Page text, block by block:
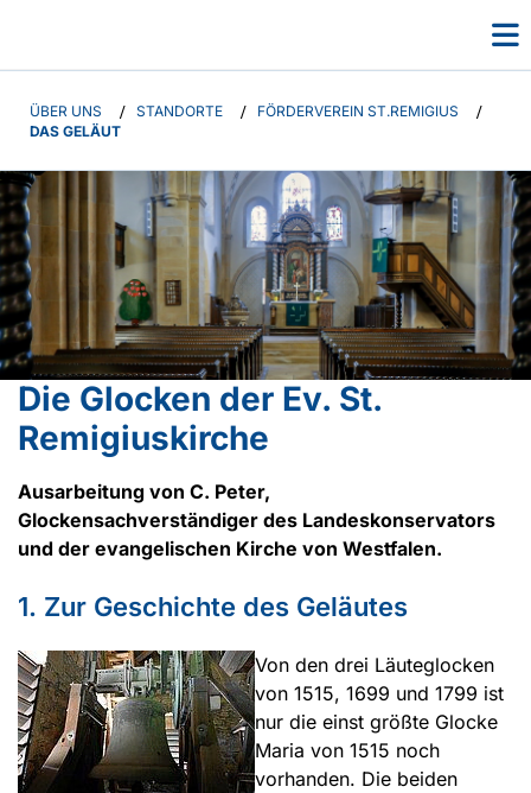
ÜBER UNS / STANDORTE / FÖRDERVEREIN ST.REMIGIUS /
DAS GELÄUT
Die Glocken der Ev. St.
Remigiuskirche
Ausarbeitung von C. Peter,
Glockensachverständiger des Landeskonservators
und der evangelischen Kirche von Westfalen.
1. Zur Geschichte des Geläutes
Von den drei Läuteglocken
von 1515, 1699 und 1799 ist
nur die einst größte Glocke
Maria von 1515 noch
vorhanden. Die beiden